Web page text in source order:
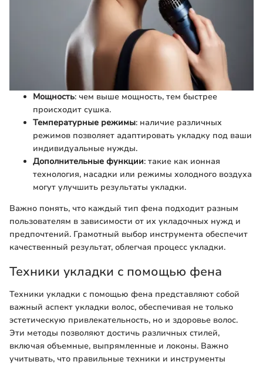
Мощность: чем выше мощность, тем быстрее
происходит сушка.
Температурные режимы: наличие различных
режимов позволяет адаптировать укладку под ваши
индивидуальные нужды.
Дополнительные функции: такие как ионная
технология, насадки или режимы холодного воздуха
могут улучшить результаты укладки.
Важно понять, что каждый тип фена подходит разным
пользователям в зависимости от их укладочных нужд и
предпочтений. Грамотный выбор инструмента обеспечит
качественный результат, облегчая процесс укладки.
Техники укладки с помощью фена
Техники укладки с помощью фена представляют собой
важный аспект укладки волос, обеспечивая не только
эстетическую привлекательность, но и здоровье волос.
Эти методы позволяют достичь различных стилей,
включая объемные, выпрямленные и локоны. Важно
учитывать, что правильные техники и инструменты